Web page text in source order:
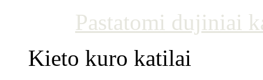
Pastatomi dujiniai
Kieto kuro katilai